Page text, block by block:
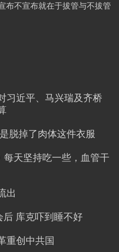
布不宣布就在于拔管与不拔管
习近平、马兴瑞及齐桥
脱掉了肉体这件衣服
每天坚持吃一些，血管干
出
库克吓到睡不好
重创中共国